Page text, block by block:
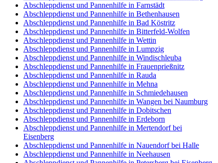
Abschleppdienst und Pannenhilfe in Farnstädt
Abschleppdienst und Pannenhilfe in Bethenhausen
Abschleppdienst und Pannenhilfe in Bad Köstritz
Abschleppdienst und Pannenhilfe in Bitterfeld-Wolfen
Abschleppdienst und Pannenhilfe in Wettin
Abschleppdienst und Pannenhilfe in Lumpzig
Abschleppdienst und Pannenhilfe in Windischleuba
Abschleppdienst und Pannenhilfe in Frauenprießnitz
Abschleppdienst und Pannenhilfe in Rauda
Abschleppdienst und Pannenhilfe in Mehna
Abschleppdienst und Pannenhilfe in Schmiedehausen
Abschleppdienst und Pannenhilfe in Wangen bei Naumburg
Abschleppdienst und Pannenhilfe in Dobitschen
Abschleppdienst und Pannenhilfe in Erdeborn
Abschleppdienst und Pannenhilfe in Mertendorf bei
Eisenberg
Abschleppdienst und Pannenhilfe in Nauendorf bei Halle
Abschleppdienst und Pannenhilfe in Neehausen